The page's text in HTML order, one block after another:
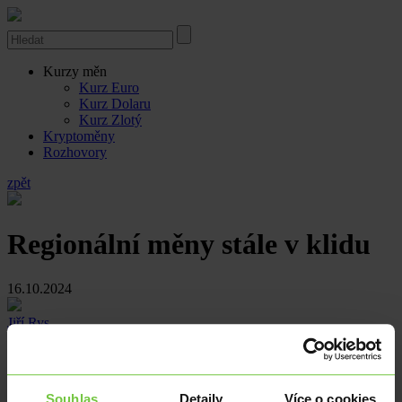
Souhlas Detaily Více o cookies
Kurzy měn
Kurz Euro
Kurz Dolaru
Kurz Zlotý
Kryptoměny
Rozhovory
zpět
Regionální měny stále v klidu
16.10.2024
Jiří Rys
Euro lehce zlevnilo. Dolar proti euru nejsilnější za dva měsíce. Dnes